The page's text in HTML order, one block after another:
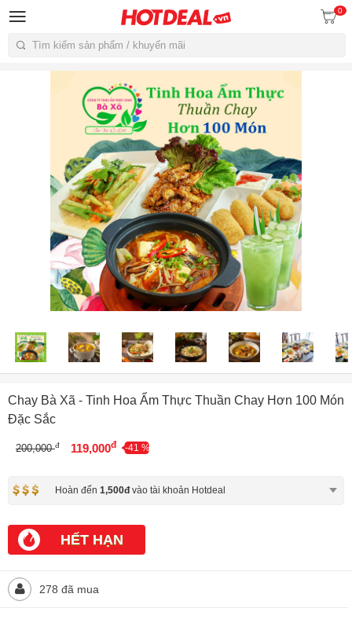
Tìm kiếm
0
Chay Bà Xã - Tinh Hoa Ẩm Thực Thuần Chay Hơn 100 Món
Đặc Sắc
200,000đ 119,000đ -41 %
Hoàn đến1,500đvào tài khoản Hotdeal
HẾT HẠN
278 đã mua